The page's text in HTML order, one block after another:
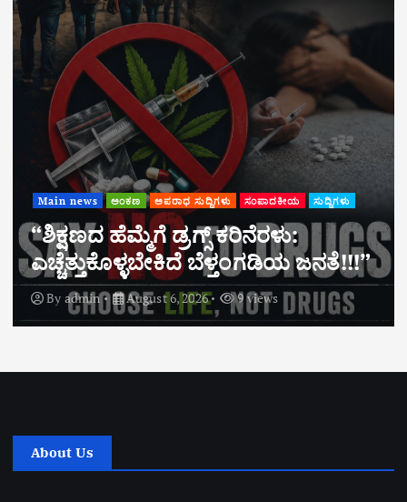
Main news ಸುದ್ದಿಗಳು
ಸಕಲೇಶಪುರ: ಬಾಳುಪೇಟೆಯಲ್ಲಿ ಶ್ರೀ ಕ್ಷೇತ್ರ
ಧರ್ಮಸ್ಥಳ ಗ್ರಾಮಾಭಿವೃದ್ಧಿ ಯೋಜನೆಯಿಂದ
ಉಚಿತ ಆರೋಗ್ಯ ತಪಾಸಣಾ ಶಿಬಿರ
By admin August 6, 2026 5 views
About Us